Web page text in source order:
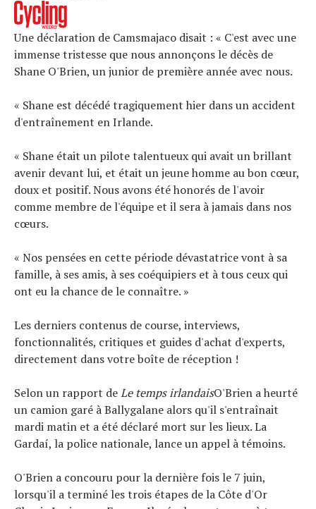
Une déclaration de Camsmajaco disait : « C'est avec une
immense tristesse que nous annonçons le décès de
Shane O'Brien, un junior de première année avec nous.
« Shane est décédé tragiquement hier dans un accident
d'entraînement en Irlande.
« Shane était un pilote talentueux qui avait un brillant
avenir devant lui, et était un jeune homme au bon cœur,
doux et positif. Nous avons été honorés de l'avoir
comme membre de l'équipe et il sera à jamais dans nos
cœurs.
« Nos pensées en cette période dévastatrice vont à sa
famille, à ses amis, à ses coéquipiers et à tous ceux qui
ont eu la chance de le connaître. »
Les derniers contenus de course, interviews,
fonctionnalités, critiques et guides d'achat d'experts,
directement dans votre boîte de réception !
Selon un rapport deLe temps irlandaisO'Brien a heurté
un camion garé à Ballygalane alors qu'il s'entraînait
mardi matin et a été déclaré mort sur les lieux. La
Gardaí, la police nationale, lance un appel à témoins.
O'Brien a concouru pour la dernière fois le 7 juin,
lorsqu'il a terminé les trois étapes de la Côte d'Or